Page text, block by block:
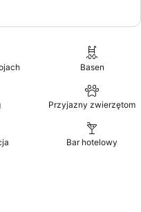
Basen
Przyjazny zwierzętom
Bar hotelowy